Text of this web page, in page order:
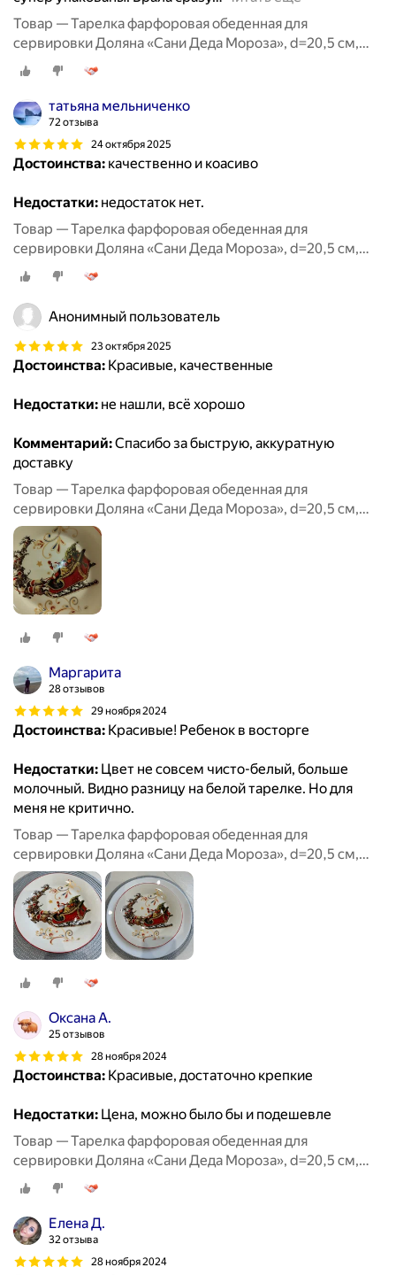
Товар — Тарелка фарфоровая обеденная для
сервировки Доляна «Сани Деда Мороза», d=20,5 см,
новогодняя
татьяна мельниченко
72 отзыва
24 октября 2025
Достоинства: качественно и коасиво
Недостатки: недостаток нет.
Товар — Тарелка фарфоровая обеденная для
сервировки Доляна «Сани Деда Мороза», d=20,5 см,
новогодняя
Анонимный пользователь
23 октября 2025
Достоинства: Красивые, качественные
Недостатки: не нашли, всё хорошо
Комментарий:Спасибо за быструю, аккуратную
доставку
Товар — Тарелка фарфоровая обеденная для
сервировки Доляна «Сани Деда Мороза», d=20,5 см,
новогодняя
Маргарита
28 отзывов
29 ноября 2024
Достоинства: Красивые! Ребенок в восторге
Недостатки: Цвет не совсем чисто-белый, больше
молочный. Видно разницу на белой тарелке. Но для
меня не критично.
Товар — Тарелка фарфоровая обеденная для
сервировки Доляна «Сани Деда Мороза», d=20,5 см,
новогодняя
Оксана А.
25 отзывов
28 ноября 2024
Достоинства: Красивые, достаточно крепкие
Недостатки: Цена, можно было бы и подешевле
Товар — Тарелка фарфоровая обеденная для
сервировки Доляна «Сани Деда Мороза», d=20,5 см,
новогодняя
Елена Д.
32 отзыва
28 ноября 2024